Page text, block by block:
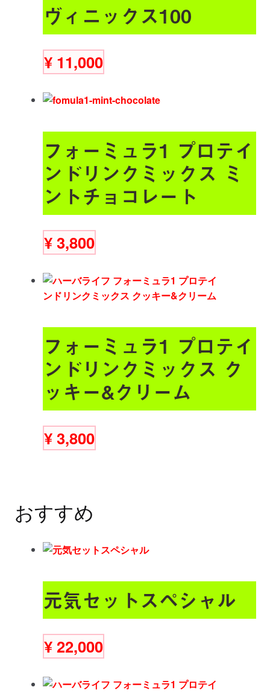
ヴィニックス100
¥11,000
フォーミュラ1 プロテイ
ンドリンクミックス ミ
ントチョコレート
¥3,800
フォーミュラ1 プロテイ
ンドリンクミックス ク
ッキー&クリーム
¥3,800
おすすめ
元気セットスペシャル
¥22,000